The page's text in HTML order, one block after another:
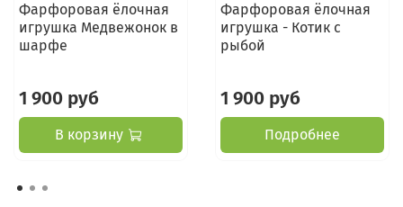
Фарфоровая ёлочная
игрушка Медвежонок в
шарфе
1 900 руб
В корзину
Фарфоровая ёлочная
игрушка - Котик с
рыбой
1 900 руб
Подробнее